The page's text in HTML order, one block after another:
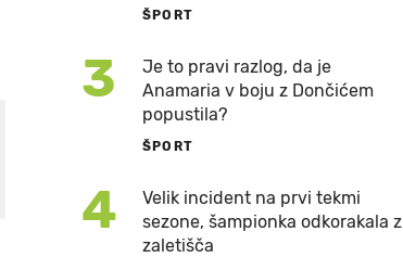
ŠPORT
3
Je to pravi razlog, da je
Anamaria v boju z Dončićem
popustila?
ŠPORT
4
Velik incident na prvi tekmi
sezone, šampionka odkorakala z
zaletišča